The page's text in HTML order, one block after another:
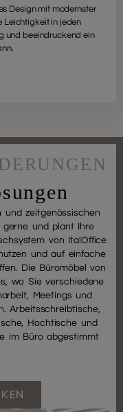
Design mit modernster
Leichtigkeit in jeden
und beeindruckend ein
und zeitgenössischen
gerne und plant Ihre
von ItalOffice
und auf einfache
Die Büromöbel von
wo Sie verschiedene
Meetings und
Arbeitsschreibtische,
Hochtische und
im Büro abgestimmt